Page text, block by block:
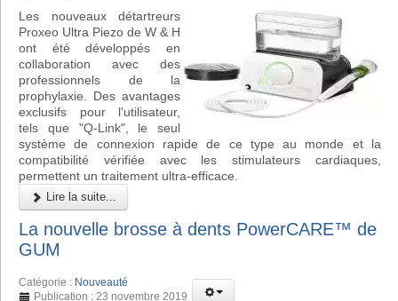
Les nouveaux détartreurs
Proxeo Ultra Piezo de W & H
ont été développés en
collaboration avec des
professionnels de la
prophylaxie. Des avantages
exclusifs pour l'utilisateur,
tels que "Q-Link", le seul
système de connexion rapide de ce type au monde et la
compatibilité vérifiée avec les stimulateurs cardiaques,
permettent un traitement ultra-efficace.
Lire la suite...
La nouvelle brosse à dents PowerCARE™ de
GUM
Catégorie : Nouveauté
Publication : 23 novembre 2019